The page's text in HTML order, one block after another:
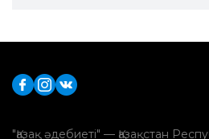
"Қазақ әдебиеті" — Қазақстан